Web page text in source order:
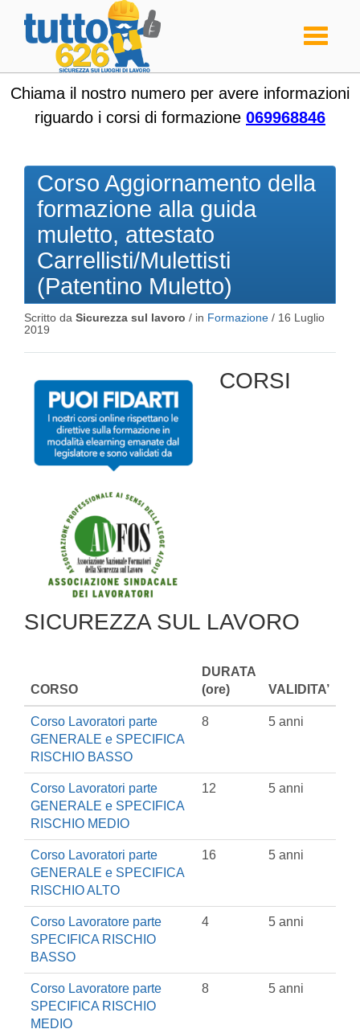
Toggle
Chiama il nostro numero per avere informazioni
riguardo i corsi di formazione 069968846
Corso Aggiornamento della
formazione alla guida
muletto, attestato
Carrellisti/Mulettisti
(Patentino Muletto)
Scritto da Sicurezza sul lavoro / in Formazione / 16 Luglio
2019
CORSI
SICUREZZA SUL LAVORO
CORSO
DURATA
(ore)
VALIDITA’
Corso Lavoratori parte
GENERALE e SPECIFICA
RISCHIO BASSO
8 5 anni
Corso Lavoratori parte
GENERALE e SPECIFICA
RISCHIO MEDIO
12 5 anni
Corso Lavoratori parte
GENERALE e SPECIFICA
RISCHIO ALTO
16 5 anni
Corso Lavoratore parte
SPECIFICA RISCHIO
BASSO
4 5 anni
Corso Lavoratore parte
SPECIFICA RISCHIO
MEDIO
8 5 anni